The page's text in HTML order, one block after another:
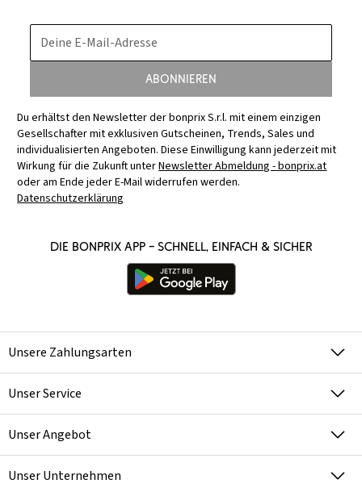
Deine E-Mail-Adresse
Abonnieren
Du erhältst den Newsletter der bonprix S.r.l. mit einem einzigen
Gesellschafter mit exklusiven Gutscheinen, Trends, Sales und
individualisierten Angeboten. Diese Einwilligung kann jederzeit mit
Wirkung für die Zukunft unterNewsletter Abmeldung - bonprix.at
oder am Ende jeder E-Mail widerrufen werden.
Datenschutzerklärung
Die bonprix App – schnell, einfach & sicher
Unsere Zahlungsarten
Unser Service
Unser Angebot
Unser Unternehmen